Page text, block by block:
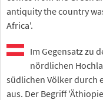
antiquity the country
Africa'.
Im Gegensatz zu
nördlichen
südlichen Völker durch
aus. Der Begriff